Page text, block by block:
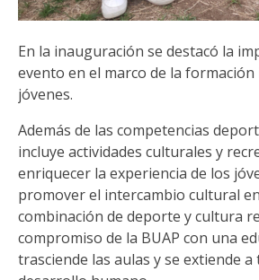
En la inauguración se destacó la
evento en el marco de la
jóvenes.
Además de las competencias
incluye actividades culturales y
enriquecer la experiencia de los
promover el intercambio cultural
combinación de deporte y cultura
compromiso de la BUAP con una
trasciende las aulas y se extiende a